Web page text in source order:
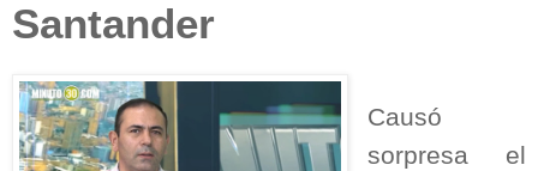
Santander
Causó
sorpresa el